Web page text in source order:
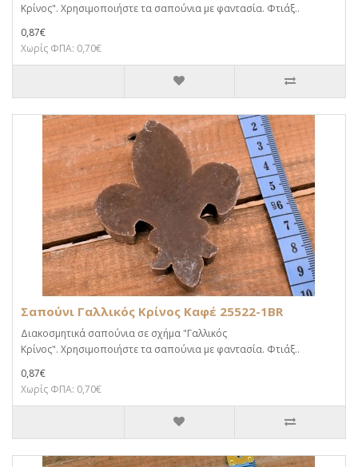
Κρίνος". Χρησιμοποιήστε τα σαπούνια με φαντασία. Φτιάξ..
0,87€
Χωρίς ΦΠΑ: 0,70€
Σαπούνι Γαλλικός Κρίνος Καφέ 25522-1BR
Διακοσμητικά σαπούνια σε σχήμα "Γαλλικός
Κρίνος". Χρησιμοποιήστε τα σαπούνια με φαντασία. Φτιάξ..
0,87€
Χωρίς ΦΠΑ: 0,70€